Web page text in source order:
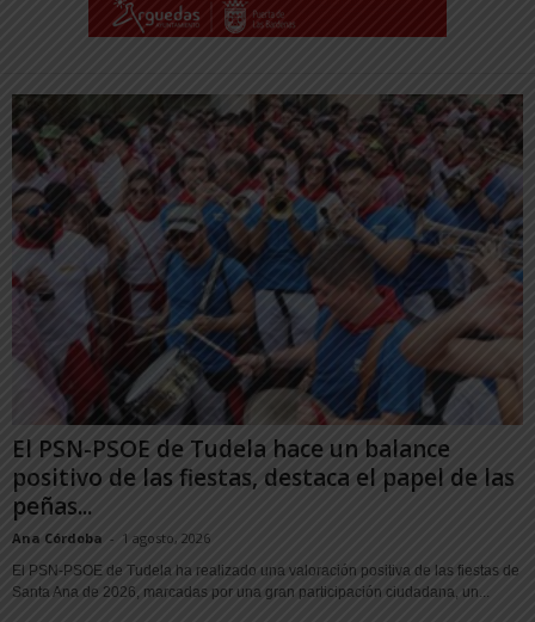
El PSN-PSOE de Tudela hace un balance
positivo de las fiestas, destaca el papel de las
peñas...
Ana Córdoba - 1 agosto, 2026
El PSN-PSOE de Tudela ha realizado una valoración positiva de las fiestas de
Santa Ana de 2026, marcadas por una gran participación ciudadana, un...